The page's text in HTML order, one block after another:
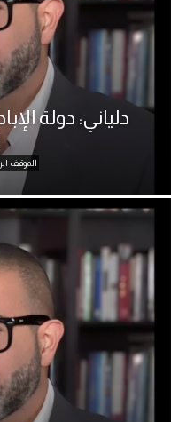
دلياني: دولة
الموقف